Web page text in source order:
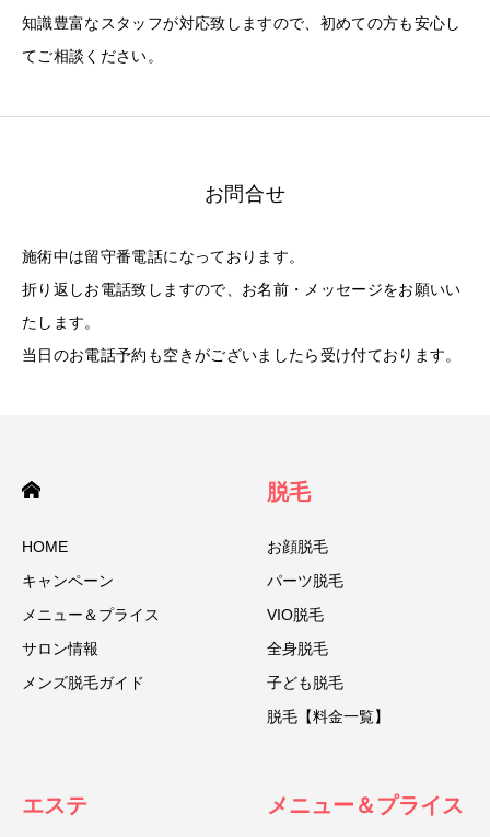
知識豊富なスタッフが対応致しますので、初めての方も安心し
てご相談ください。
お問合せ
施術中は留守番電話になっております。
折り返しお電話致しますので、お名前・メッセージをお願いい
たします。
当日のお電話予約も空きがございましたら受け付ております。
HOME
キャンペーン
メニュー＆プライス
サロン情報
メンズ脱毛ガイド
脱毛
お顔脱毛
パーツ脱毛
VIO脱毛
全身脱毛
子ども脱毛
脱毛【料金一覧】
エステ メニュー＆プライス